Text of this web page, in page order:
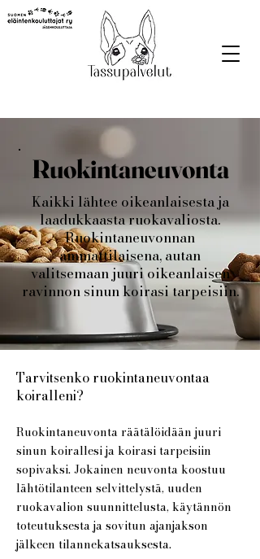
Ruokintaneuvonta
Kaikki lähtee oikeanlaisesta ja
laadukkaasta ruokavaliosta.
Ruokintaneuvonnan
ammattilaisena, autan
valitsemaan juuri oikeanlaisen
ravinnon sinun koirasi tarpeisiin.
Tarvitsenko ruokintaneuvontaa
koiralleni?
Ruokintaneuvonta räätälöidään juuri
sinun koirallesi ja koirasi tarpeisiin
sopivaksi. Jokainen neuvonta koostuu
lähtötilanteen selvittelystä, uuden
ruokavalion suunnittelusta, käytännön
toteutuksesta ja sovitun ajanjakson
jälkeen tilannekatsauksesta.